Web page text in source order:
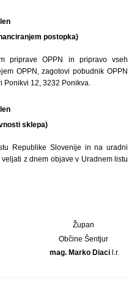
postopka)
priprave OPPN in pripravo vseh
OPPN, zagotovi pobudnik OPPN
Ponikvi 12, 3232 Ponikva.
sklepa)
Republike Slovenije in na uradni
z dnem objave v Uradnem listu
Župan
Občine Šentjur
mag. Marko Diacil.r.